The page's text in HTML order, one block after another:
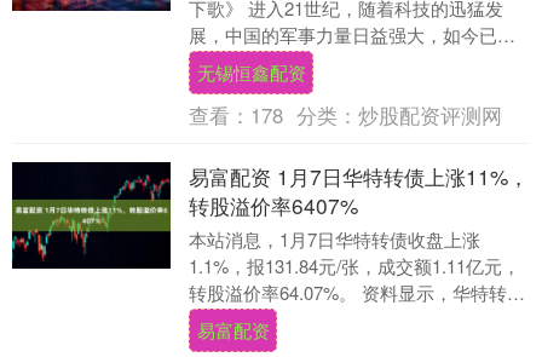
下歌》 进入21世纪，随着科技的迅猛发
展，中国的军事力量日益强大，如今已经
成为了世界军事强国之一。与此同时，我
国也不断涌....
无锡恒鑫配资
查看： 178 分类： 炒股配资评测网
易富配资 1月7日华特转债上涨11%，
转股溢价率6407%
本站消息，1月7日华特转债收盘上涨
1.1%，报131.84元/张，成交额1.11亿元，
转股溢价率64.07%。 资料显示，华特转债
信用级别为“AA-”，债券期限....
易富配资